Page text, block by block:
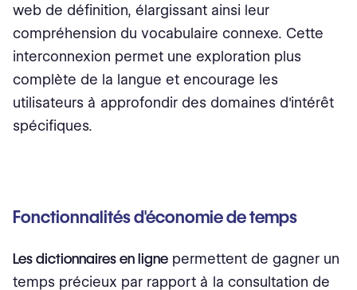
web de définition, élargissant ainsi leur
compréhension du vocabulaire connexe. Cette
interconnexion permet une exploration plus
complète de la langue et encourage les
utilisateurs à approfondir des domaines d'intérêt
spécifiques.
Fonctionnalités d'économie de temps
Les dictionnaires en ligne permettent de gagner un
temps précieux par rapport à la consultation de